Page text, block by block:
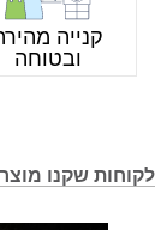
קנייה
ובטוחה
לקוחות שקנו